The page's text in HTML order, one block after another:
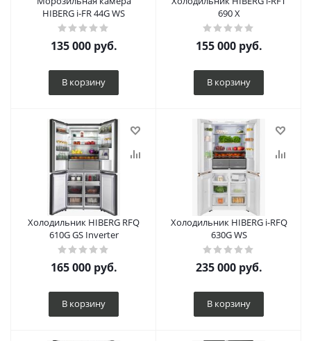
HIBERG i-FR 44G WS
135 000руб.
В корзину
690 X
155 000руб.
В корзину
Холодильник HIBERG RFQ
610G GS Inverter
165 000руб.
В корзину
Холодильник HIBERG i-RFQ
630G WS
235 000руб.
В корзину